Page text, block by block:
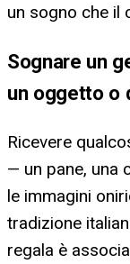
un sogno che il
Sognare un
un oggetto o
Ricevere
— un pane, una
le immagini
tradizione
regala è